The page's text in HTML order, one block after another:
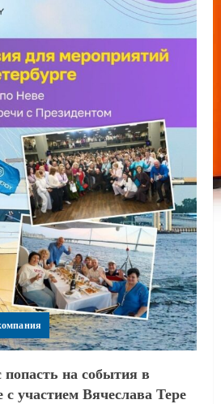
на события в
с участием Вячеслава Тере